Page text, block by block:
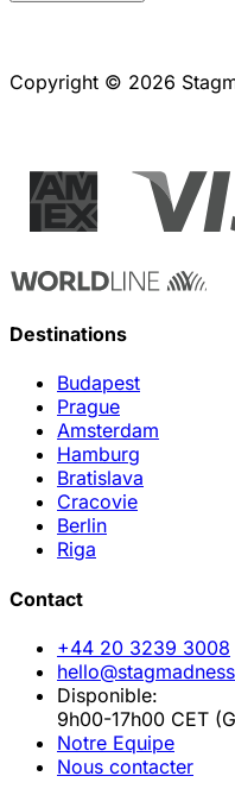
Copyright © 2026
Destinations
Budapest
Prague
Amsterdam
Hamburg
Bratislava
Cracovie
Berlin
Riga
Contact
+44 20 3239 3008
Disponible:
9h00-17h00 CET
Notre Equipe
Nous contacter